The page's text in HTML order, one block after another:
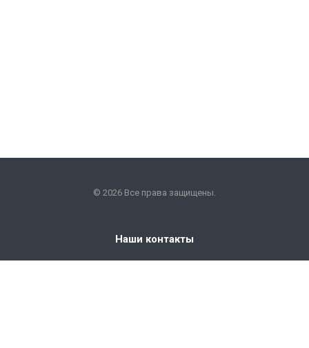
© 2026 Все права защищены.
Наши контакты